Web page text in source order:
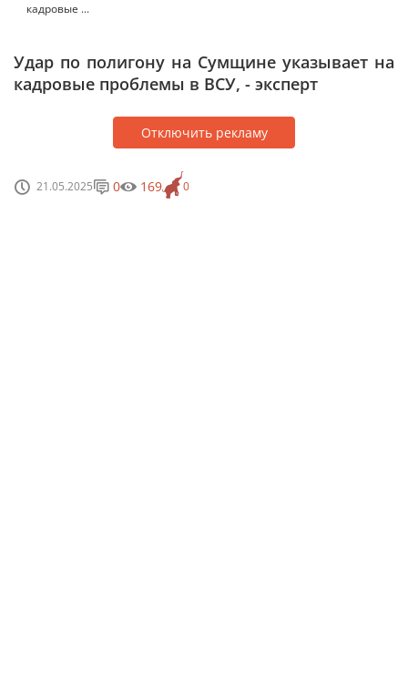
кадровые ...
Удар по полигону на Сумщине указывает на
кадровые проблемы в ВСУ, - эксперт
Отключить рекламу
21.05.2025 0
0 169